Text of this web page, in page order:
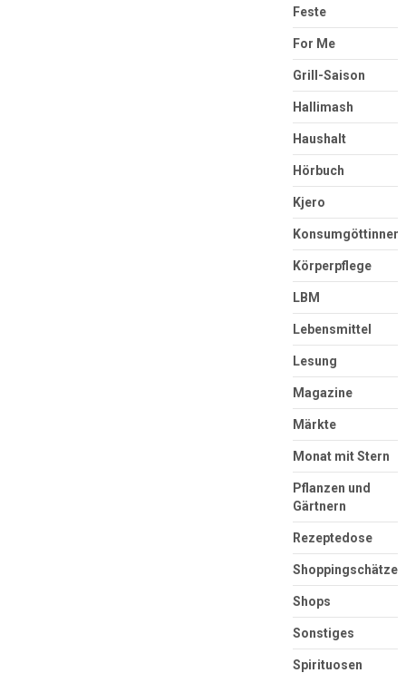
Feste
For Me
Grill-Saison
Hallimash
Haushalt
Hörbuch
Kjero
Konsumgöttinnen
Körperpflege
LBM
Lebensmittel
Lesung
Magazine
Märkte
Monat mit Stern
Pflanzen und
Gärtnern
Rezeptedose
Shoppingschätze
Shops
Sonstiges
Spirituosen